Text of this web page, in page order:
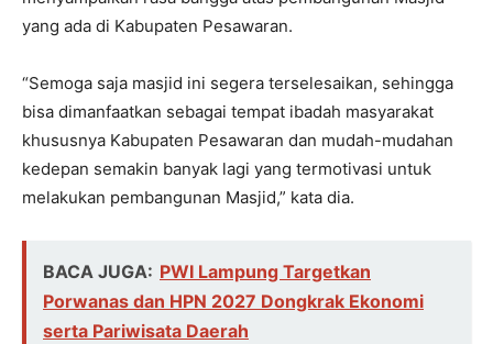
yang ada di Kabupaten Pesawaran.
“Semoga saja masjid ini segera terselesaikan, sehingga
bisa dimanfaatkan sebagai tempat ibadah masyarakat
khususnya Kabupaten Pesawaran dan mudah-mudahan
kedepan semakin banyak lagi yang termotivasi untuk
melakukan pembangunan Masjid,” kata dia.
BACA JUGA: PWI Lampung Targetkan
Porwanas dan HPN 2027 Dongkrak Ekonomi
serta Pariwisata Daerah